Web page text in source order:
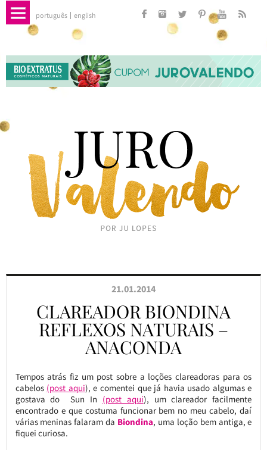
português english
21.01.2014
CLAREADOR BIONDINA
REFLEXOS NATURAIS –
ANACONDA
Tempos atrás fiz um post sobre a loções clareadoras para os
cabelos (post aqui), e comentei que já havia usado algumas e
gostava do Sun In (post aqui), um clareador facilmente
encontrado e que costuma funcionar bem no meu cabelo, daí
várias meninas falaram da Biondina, uma loção bem antiga, e
fiquei curiosa.